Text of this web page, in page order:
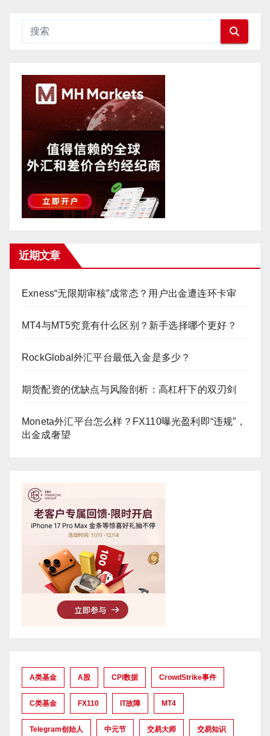
近期文章
Exness“无限期审核”成常态？用户出金遭连环卡审
MT4与MT5究竟有什么区别？新手选择哪个更好？
RockGlobal外汇平台最低入金是多少？
期货配资的优缺点与风险剖析：高杠杆下的双刃剑
Moneta外汇平台怎么样？FX110曝光盈利即“违规”，
出金成奢望
A类基金 A股 CPI数据 CrowdStrike事件
C类基金 FX110 IT故障 MT4
Telegram创始人 中元节 交易大师 交易知识